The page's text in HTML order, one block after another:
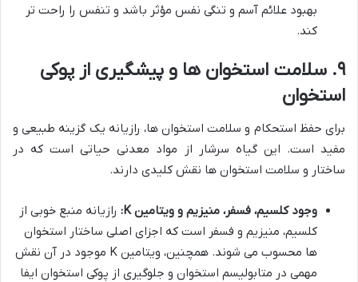
بهبود علائم آسم و تنگی نفس مؤثر باشد و تنفس را راحت تر
کند.
۹. سلامت استخوان ها و پیشگیری از پوکی
استخوان
برای حفظ استحکام و سلامت استخوان ها، رازیانه یک گزینه طبیعی و
مفید است. این گیاه سرشار از مواد معدنی حیاتی است که در
ساختار و سلامت استخوان ها نقش کلیدی دارند.
وجود کلسیم، فسفر، منیزیم و ویتامین K:
رازیانه منبع خوبی از
کلسیم، منیزیم و فسفر است که اجزای اصلی ساختار استخوان
ها محسوب می شوند. همچنین، ویتامین K موجود در آن نقش
مهمی در متابولیسم استخوان و جلوگیری از پوکی استخوان ایفا